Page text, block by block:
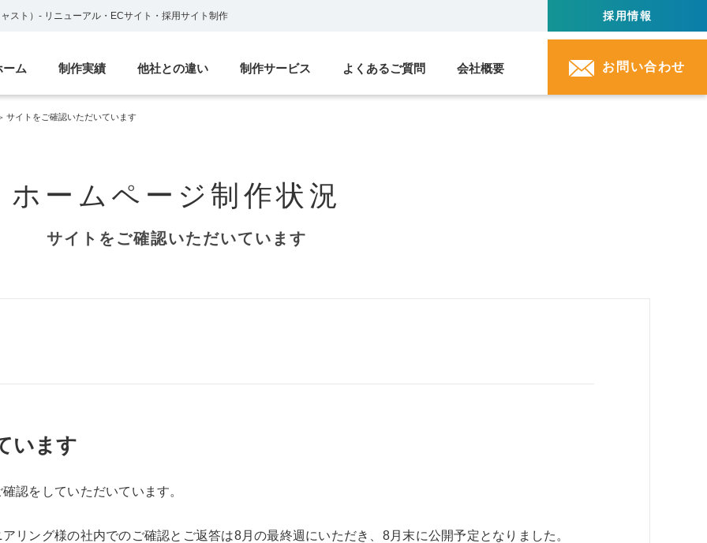
スト）- リニューアル・ECサイト・採用サイト制作
ーム 制作実績 他社との違い 制作サービス よくあるご質問 会社概要
採用情報
お問い合わせ
サイトをご確認いただいています
ホームページ制作状況
サイトをご確認いただいています
います
認をしていただいています。
リング様の社内でのご確認とご返答は8月の最終週にいただき、8月末に公開予定となりました。